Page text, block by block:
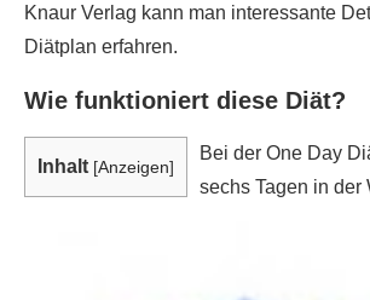
Knaur Verlag kann man interessante
Diätplan erfahren.
Wie funktioniert diese Diät?
Inhalt [Anzeigen]
Bei der One Day
sechs Tagen in der